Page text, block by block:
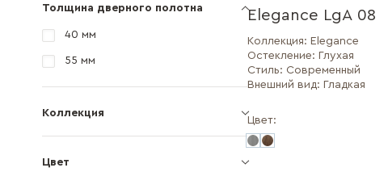
Толщина дверного полотна
40 мм
55 мм
Коллекция
Цвет
Elegance LgA 08
Коллекция: Elegance
Остекление: Глухая
Стиль: Современный
Внешний вид: Гладкая
Цвет: